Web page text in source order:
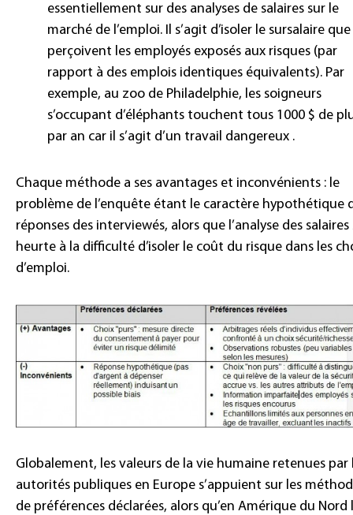
essentiellement sur des analyses de salaires sur le
marché de l’emploi. Il s’agit d’isoler le sursalaire que
perçoivent les employés exposés aux risques (par
rapport à des emplois identiques équivalents). Par
exemple, au zoo de Philadelphie, les soigneurs
s’occupant d’éléphants touchent tous 1000 $ de
par an car il s’agit d’un travail dangereux .
Chaque méthode a ses avantages et inconvénients : le
problème de l’enquête étant le caractère hypothétique
réponses des interviewés, alors que l’analyse des salaires
heurte à la difficulté d’isoler le coût du risque dans les
d’emploi.
Globalement, les valeurs de la vie humaine retenues par
autorités publiques en Europe s’appuient sur les
de préférences déclarées, alors qu’en Amérique du Nord